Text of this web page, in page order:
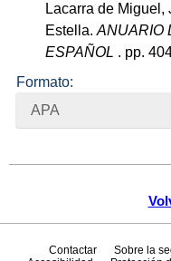
Lacarra de Miguel,
Estella.ANUARIO
ESPAÑOL . pp.
Formato:
APA
Contactar Sobre la